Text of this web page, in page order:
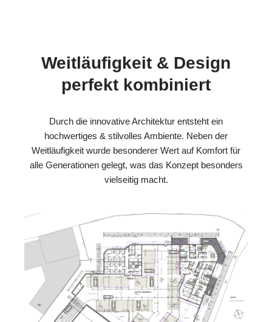
Weitläufigkeit & Design
perfekt kombiniert
Durch die innovative Architektur entsteht ein
hochwertiges & stilvolles Ambiente. Neben der
Weitläufigkeit wurde besonderer Wert auf Komfort für
alle Generationen gelegt, was das Konzept besonders
vielseitig macht.